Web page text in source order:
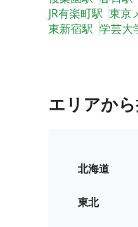
JR有楽町駅 東京
東新宿駅 学芸大
エリアか
北海道
東北